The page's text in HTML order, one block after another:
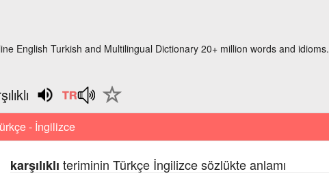
English Turkish and Multilingual Dictionary 20+ million words and idioms.
- İngilizce
karşılıklı teriminin Türkçe İngilizce sözlükte anlamı